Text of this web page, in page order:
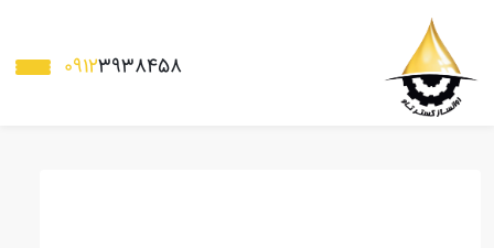
09123938458